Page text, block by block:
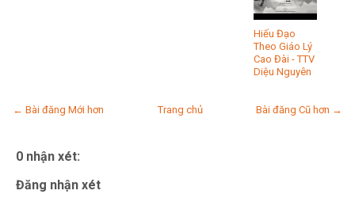
Hiếu Đạo
Theo Giáo Lý
Cao Đài - TTV
Diệu Nguyên
← Bài đăng Mới hơn Bài đăng Cũ hơn →
Trang chủ
0 nhận xét:
Đăng nhận xét